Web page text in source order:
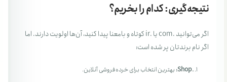
نتیجه‌گیری: کدام را بخریم؟
اگر می‌توانید .com یا .ir کوتاه و با‌معنا پیدا کنید، آن‌ها اولویت دارند. اما
اگر نام برندتان پر شده است:
.Shop: بهترین انتخاب برای خرده‌فروشی آنلاین.